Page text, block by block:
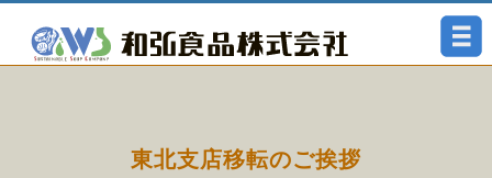
東北支店移転のご挨拶